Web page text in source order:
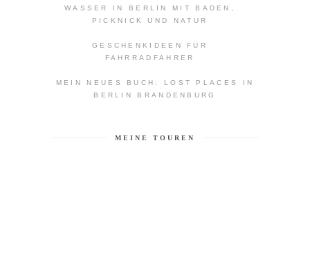
WASSER IN BERLIN MIT BADEN,
PICKNICK UND NATUR
GESCHENKIDEEN FÜR
FAHRRADFAHRER
MEIN NEUES BUCH: LOST PLACES IN
BERLIN BRANDENBURG
MEINE TOUREN